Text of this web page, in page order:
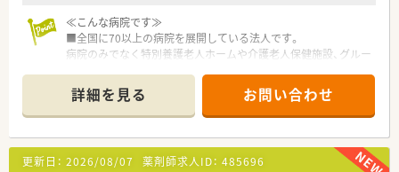
≪こんな病院です≫
■全国に70以上の病院を展開している法人です。
病院のみでなく特別養護老人ホームや介護老人保健施設、グルー
国に展開しております。
■約400床の急性期病院です。
2015年の開院以来、救急医療の充実等で地域医療に貢献し続け
ています。
■国内・海外への災害支援活動にも力を入れています。
詳細を見る お問い合わせ
更新日： 2026/08/07 薬剤師求人ID： 485696